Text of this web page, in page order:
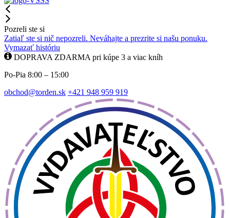
Pozreli ste si
Zatiaľ ste si nič nepozreli. Neváhajte a prezrite si našu ponuku.
Vymazať históriu
DOPRAVA ZDARMA pri kúpe 3 a viac kníh
Po-Pia 8:00 – 15:00
obchod@torden.sk +421 948 959 919